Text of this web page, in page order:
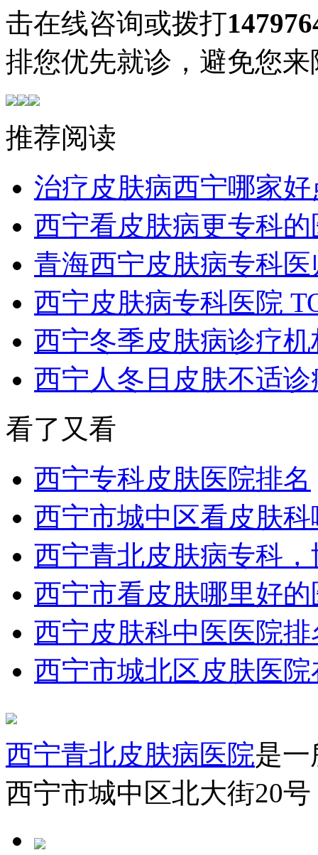
击在线咨询或拨打
排您优先就诊，避免您
推荐阅读
治疗皮肤病西宁哪家好
西宁看皮肤病更专科的
青海西宁皮肤病专科
西宁皮肤病专科医院
西宁冬季皮肤病诊疗
西宁人冬日皮肤不适
看了又看
西宁专科皮肤医院排名
西宁市城中区看皮肤
西宁青北皮肤病专科
西宁市看皮肤哪里好
西宁皮肤科中医医院排
西宁市城北区皮肤医
西宁青北皮肤病医院是
西宁市城中区北大街20